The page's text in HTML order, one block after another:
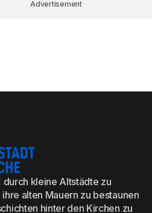
Advertisement
durch kleine Altstädte zu
alten Mauern zu bestaunen
hinter den Kirchen zu